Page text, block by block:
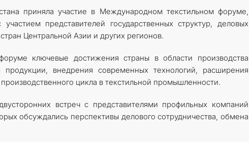
приняла участие в Международном текстильном форуме,
представителей государственных структур, деловых
Центральной Азии и других регионов.
ключевые достижения страны в области производства
продукции, внедрения современных технологий, расширения
цикла в текстильной промышленности.
встреч с представителями профильных компаний
обсуждались перспективы делового сотрудничества, обмена